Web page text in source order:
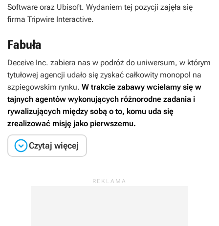
Software oraz Ubisoft. Wydaniem tej pozycji zajęła się
firma Tripwire Interactive.
Fabuła
Deceive Inc. zabiera nas w podróż do uniwersum, w którym
tytułowej agencji udało się zyskać całkowity monopol na
szpiegowskim rynku. W trakcie zabawy wcielamy się w
tajnych agentów wykonujących różnorodne zadania i
rywalizujących między sobą o to, komu uda się
zrealizować misję jako pierwszemu.
Czytaj więcej